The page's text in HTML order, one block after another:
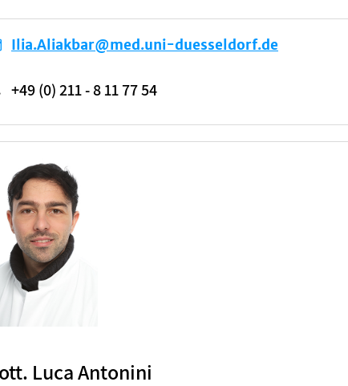
Ilia.Aliakbar@med.uni-duesseldorf.de
+49 (0) 211 - 8 11 77 54
Luca Antonini